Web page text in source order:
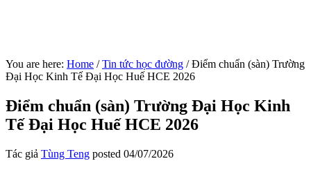
You are here: Home / Tin tức học đường /Điểm chuẩn (sàn) Trường
Đại Học Kinh Tế Đại Học Huế HCE 2026
Điểm chuẩn (sàn) Trường Đại Học Kinh
Tế Đại Học Huế HCE 2026
Tác giả Tùng Teng posted 04/07/2026